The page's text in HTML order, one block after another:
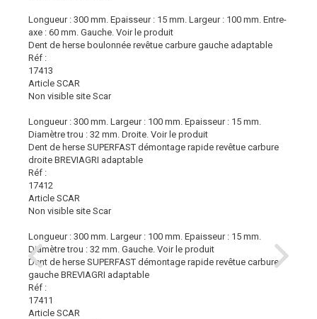
Longueur : 300 mm. Epaisseur : 15 mm. Largeur : 100 mm. Entre-
axe : 60 mm. Gauche. Voir le produit
Dent de herse boulonnée revêtue carbure gauche adaptable
Réf :
17413
Article SCAR
Non visible site Scar
Longueur : 300 mm. Largeur : 100 mm. Epaisseur : 15 mm.
Diamètre trou : 32 mm. Droite. Voir le produit
Dent de herse SUPERFAST démontage rapide revêtue carbure
droite BREVIAGRI adaptable
Réf :
17412
Article SCAR
Non visible site Scar
Longueur : 300 mm. Largeur : 100 mm. Epaisseur : 15 mm.
Diamètre trou : 32 mm. Gauche. Voir le produit
Dent de herse SUPERFAST démontage rapide revêtue carbure
gauche BREVIAGRI adaptable
Réf :
17411
Article SCAR